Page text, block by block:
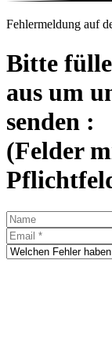
Fehlermeldung auf
Bitte
aus um
senden :
(Felder